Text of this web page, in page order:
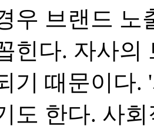
우 브랜드 노
힌다. 자사
기 때문이다.
도 한다. 사